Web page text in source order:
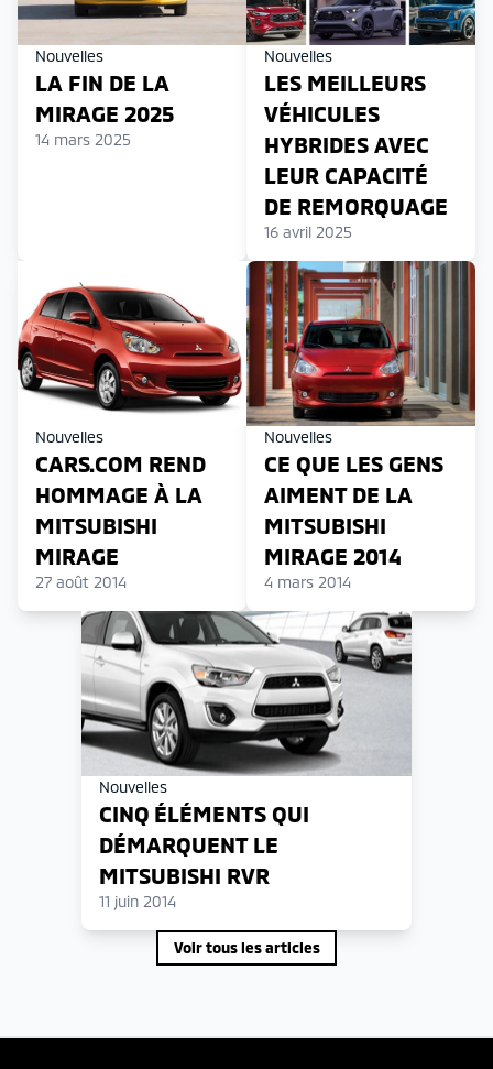
Nouvelles
LA FIN DE LA
MIRAGE 2025
14 mars 2025
Nouvelles
LES MEILLEURS
VÉHICULES
HYBRIDES AVEC
LEUR CAPACITÉ
DE REMORQUAGE
16 avril 2025
Nouvelles
CARS.COM REND
HOMMAGE À LA
MITSUBISHI
MIRAGE
27 août 2014
Nouvelles
CE QUE LES GENS
AIMENT DE LA
MITSUBISHI
MIRAGE 2014
4 mars 2014
Nouvelles
CINQ ÉLÉMENTS QUI
DÉMARQUENT LE
MITSUBISHI RVR
11 juin 2014
Voir tous les articles